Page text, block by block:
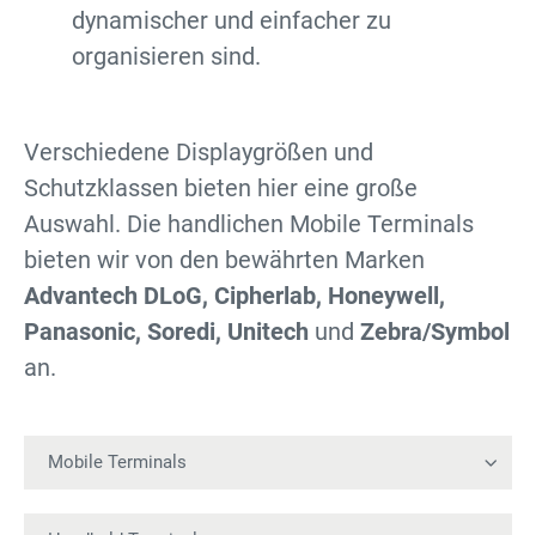
dynamischer und einfacher zu
organisieren sind.
Verschiedene Displaygrößen und
Schutzklassen bieten hier eine große
Auswahl. Die handlichen Mobile Terminals
bieten wir von den bewährten Marken
Advantech DLoG, Cipherlab, Honeywell,
Panasonic, Soredi, Unitech und Zebra/Symbol
an.